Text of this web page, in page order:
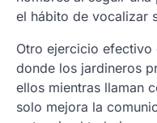
el hábito de vocalizar
Otro ejercicio efectivo
donde los jardineros
ellos mientras llaman
solo mejora la